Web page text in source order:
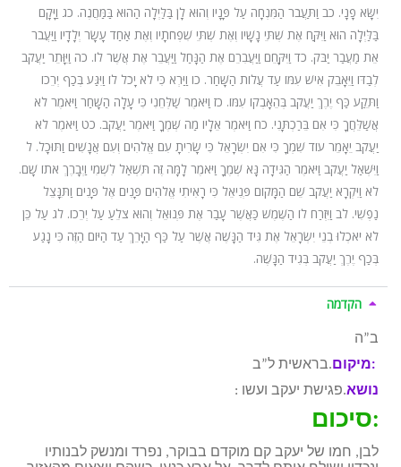
יִשָּׂא פָנָי. כב וַתַּעֲבֹר הַמִּנְחָה עַל פָּנָיו וְהוּא לָן בַּלַּיְלָה הַהוּא בַּמַּחֲנֶה. כג וַיָּקָם
בַּלַּיְלָה הוּא וַיִּקַּח אֶת שְׁתֵּי נָשָׁיו וְאֶת שְׁתֵּי שִׁפְחֹתָיו וְאֶת אַחַד עָשָׂר יְלָדָיו וַיַּעֲבֹר
אֵת מַעֲבַר יַבֹּק. כד וַיִּקָּחֵם וַיַּעֲבִרֵם אֶת הַנָּחַל וַיַּעֲבֵר אֶת אֲשֶׁר לוֹ. כה וַיִּוָּתֵר יַעֲקֹב
לְבַדּוֹ וַיֵּאָבֵק אִישׁ עִמּוֹ עַד עֲלוֹת הַשָּׁחַר. כו וַיַּרְא כִּי לֹא יָכֹל לוֹ וַיִּגַּע בְּכַף יְרֵכוֹ
וַתֵּקַע כַּף יֶרֶךְ יַעֲקֹב בְּהֵאָבְקוֹ עִמּוֹ. כז וַיֹּאמֶר שַׁלְּחֵנִי כִּי עָלָה הַשָּׁחַר וַיֹּאמֶר לֹא
אֲשַׁלֵּחֲךָ כִּי אִם בֵּרַכְתָּנִי. כח וַיֹּאמֶר אֵלָיו מַה שְּׁמֶךָ וַיֹּאמֶר יַעֲקֹב. כט וַיֹּאמֶר לֹא
יַעֲקֹב יֵאָמֵר עוֹד שִׁמְךָ כִּי אִם יִשְׂרָאֵל כִּי שָׂרִיתָ עִם אֱלֹהִים וְעִם אֲנָשִׁים וַתּוּכָל. ל
וַיִּשְׁאַל יַעֲקֹב וַיֹּאמֶר הַגִּידָה נָּא שְׁמֶךָ וַיֹּאמֶר לָמָּה זֶּה תִּשְׁאַל לִשְׁמִי וַיְבָרֶךְ אֹתוֹ שָׁם.
לא וַיִּקְרָא יַעֲקֹב שֵׁם הַמָּקוֹם פְּנִיאֵל כִּי רָאִיתִי אֱלֹהִים פָּנִים אֶל פָּנִים וַתִּנָּצֵל
נַפְשִׁי. לב וַיִּזְרַח לוֹ הַשֶּׁמֶשׁ כַּאֲשֶׁר עָבַר אֶת פְּנוּאֵל וְהוּא צֹלֵעַ עַל יְרֵכוֹ. לג עַל כֵּן
לֹא יֹאכְלוּ בְנֵי יִשְׂרָאֵל אֶת גִּיד הַנָּשֶׁה אֲשֶׁר עַל כַּף הַיָּרֵךְ עַד הַיּוֹם הַזֶּה כִּי נָגַע
בְּכַף יֶרֶךְ יַעֲקֹב בְּגִיד הַנָּשֶׁה.
הקדמה
ב”ה
מיקום:
בראשית ל”ב.
נושא: פגישת יעקב ועשו.
סיכום:
לבן, חמו של יעקב קם מוקדם בבוקר, נפרד ומנשק לבנותיו